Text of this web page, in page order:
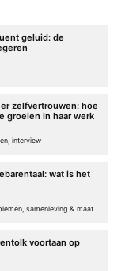
geluid: de
zelfvertrouwen: hoe
groeien in haar werk
interview
wat is het
voortaan op